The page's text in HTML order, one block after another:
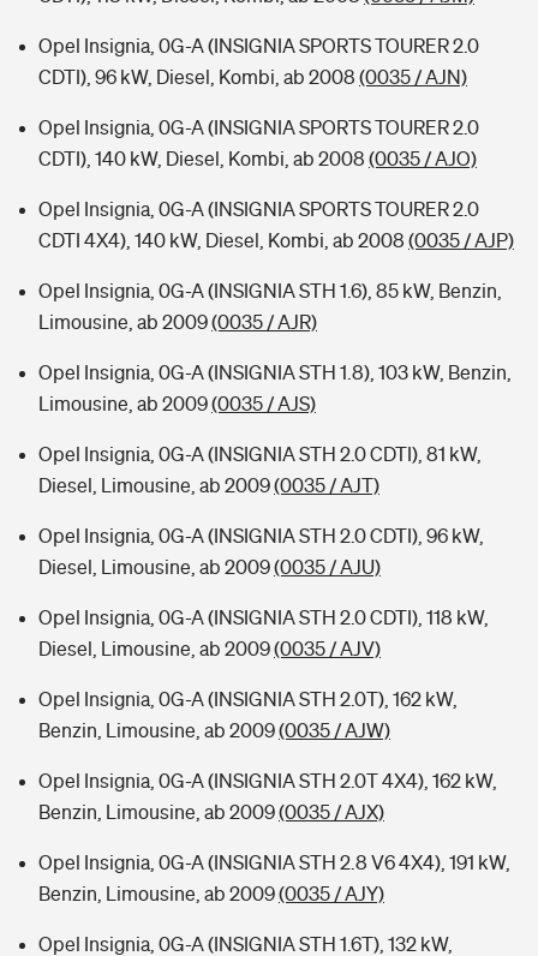
Opel Insignia, 0G-A (INSIGNIA SPORTS TOURER 2.0
CDTI), 96 kW, Diesel, Kombi, ab 2008 (0035 / AJN)
Opel Insignia, 0G-A (INSIGNIA SPORTS TOURER 2.0
CDTI), 140 kW, Diesel, Kombi, ab 2008 (0035 / AJO)
Opel Insignia, 0G-A (INSIGNIA SPORTS TOURER 2.0
CDTI 4X4), 140 kW, Diesel, Kombi, ab 2008 (0035 / AJP)
Opel Insignia, 0G-A (INSIGNIA STH 1.6), 85 kW, Benzin,
Limousine, ab 2009(0035 / AJR)
Opel Insignia, 0G-A (INSIGNIA STH 1.8), 103 kW, Benzin,
Limousine, ab 2009(0035 / AJS)
Opel Insignia, 0G-A (INSIGNIA STH 2.0 CDTI), 81 kW,
Diesel, Limousine, ab 2009(0035 / AJT)
Opel Insignia, 0G-A (INSIGNIA STH 2.0 CDTI), 96 kW,
Diesel, Limousine, ab 2009(0035 / AJU)
Opel Insignia, 0G-A (INSIGNIA STH 2.0 CDTI), 118 kW,
Diesel, Limousine, ab 2009(0035 / AJV)
Opel Insignia, 0G-A (INSIGNIA STH 2.0T), 162 kW,
Benzin, Limousine, ab 2009(0035 / AJW)
Opel Insignia, 0G-A (INSIGNIA STH 2.0T 4X4), 162 kW,
Benzin, Limousine, ab 2009(0035 / AJX)
Opel Insignia, 0G-A (INSIGNIA STH 2.8 V6 4X4), 191 kW,
Benzin, Limousine, ab 2009(0035 / AJY)
Opel Insignia, 0G-A (INSIGNIA STH 1.6T), 132 kW,